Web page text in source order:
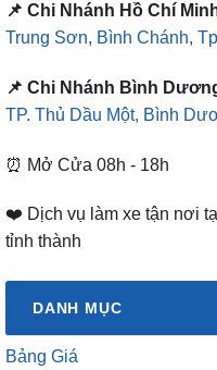
📌 Chi Nhánh Hồ Chí
Trung Sơn, Bình Chánh,
📌 Chi Nhánh Bình
TP. Thủ Dầu Một, Bình
⏰ Mở Cửa 08h - 18h
❤️ Dịch vụ làm xe tận nơi
tỉnh thành
DANH MỤC
Bảng Giá